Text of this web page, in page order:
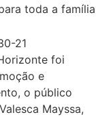
toda a família
foi
e
o público
Mayssa,